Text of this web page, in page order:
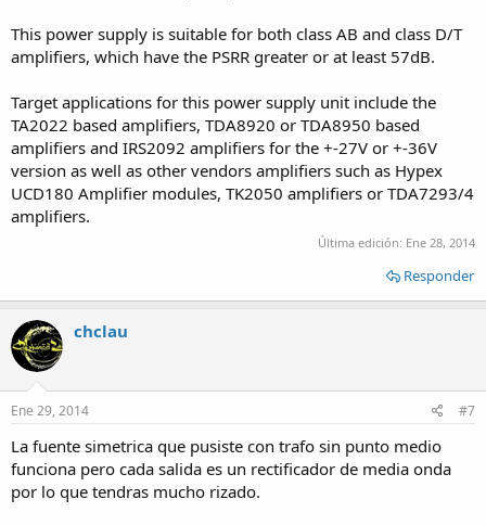
This power supply is suitable for both class AB and class D/T
amplifiers, which have the PSRR greater or at least 57dB.
Target applications for this power supply unit include the
TA2022 based amplifiers, TDA8920 or TDA8950 based
amplifiers and IRS2092 amplifiers for the +-27V or +-36V
version as well as other vendors amplifiers such as Hypex
UCD180 Amplifier modules, TK2050 amplifiers or TDA7293/4
amplifiers.
Última edición: Ene 28, 2014
Responder
chclau
Ene 29, 2014 #7
La fuente simetrica que pusiste con trafo sin punto medio
funciona pero cada salida es un rectificador de media onda
por lo que tendras mucho rizado.